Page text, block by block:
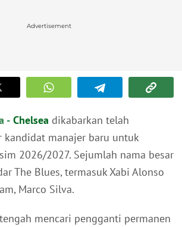
Advertisement
- Chelsea dikabarkan telah
kandidat manajer baru untuk
2026/2027. Sejumlah nama besar
The Blues, termasuk Xabi Alonso
Marco Silva.
mencari pengganti permanen